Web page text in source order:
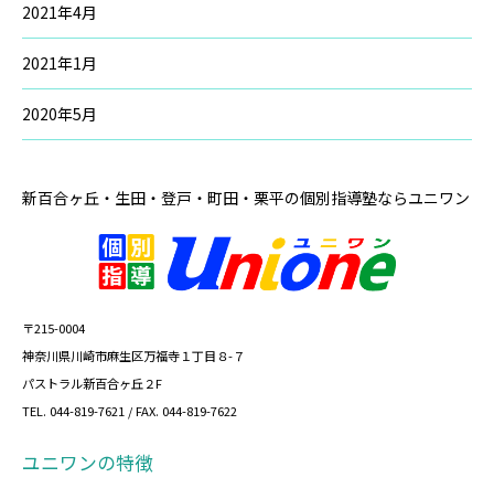
2021年4月
2021年1月
2020年5月
新百合ヶ丘・生田・登戸・町田・栗平の個別指導塾ならユニワン
〒215-0004
神奈川県川崎市麻生区万福寺１丁目８-７
パストラル新百合ヶ丘２F
TEL. 044-819-7621 / FAX. 044-819-7622
ユニワンの特徴